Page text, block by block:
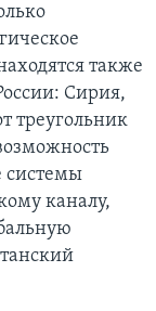
также
Сирия,
треугольник
системы
каналу,